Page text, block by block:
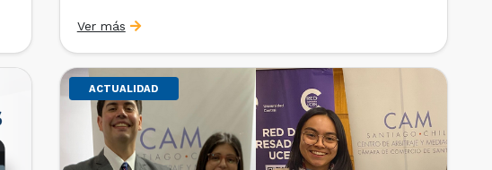
Comercio de Santiago (CCS) han recibido la visita de
estudiantes de […]
Ver más
ACTUALIDAD